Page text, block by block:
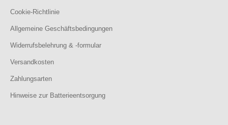
Cookie-Richtlinie
Allgemeine Geschäftsbedingungen
Widerrufsbelehrung & -formular
Versandkosten
Zahlungsarten
Hinweise zur Batterieentsorgung